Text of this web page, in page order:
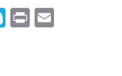
S Pr